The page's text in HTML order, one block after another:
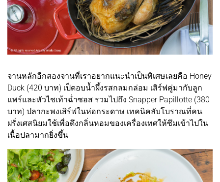
จานหลักอีกสองจานที่เราอยากแนะนำเป็นพิเศษเลยคือ Honey
Duck (420 บาท) เป็ดอบน้ำผึ้งรสกลมกล่อม เสิร์ฟคู่มากับลูก
แพร์และหัวไชเท้าฉ่ำซอส รวมไปถึง Snapper Papillotte (380
บาท) ปลากะพงเสิร์ฟในห่อกระดาษ เทคนิคลับโบราณที่คน
ฝรั่งเศสนิยมใช้เพื่อดึงกลิ่นหอมของเครื่องเทศให้ซึมเข้าไปใน
เนื้อปลามากยิ่งขึ้น